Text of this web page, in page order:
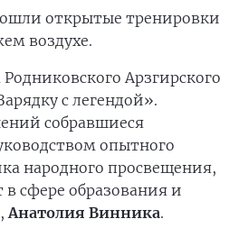
открытые тренировки
воздухе.
Арзгирского
с легендой».
собравшиеся
опытного
народного просвещения,
в сфере образования и
Анатолия Винника.